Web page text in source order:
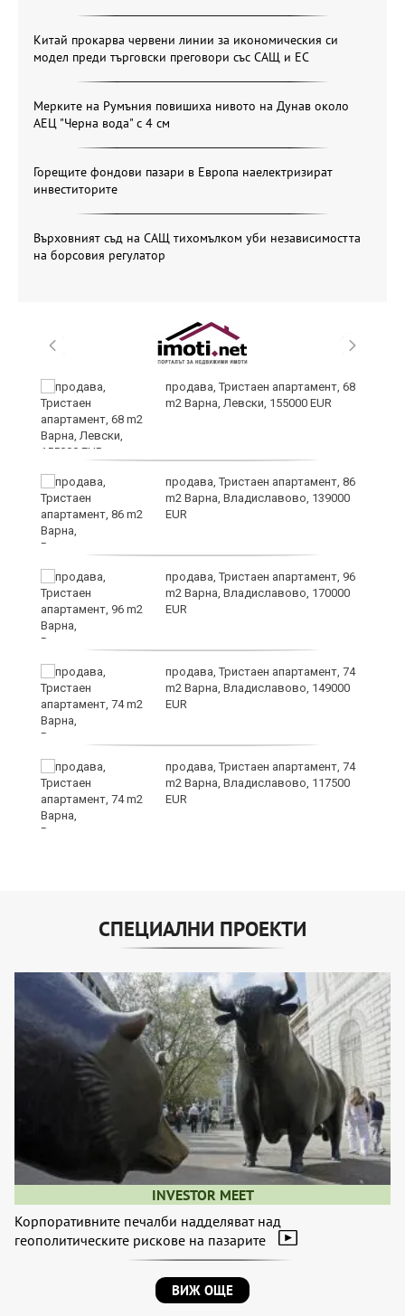
Китай прокарва червени линии за икономическия си
модел преди търговски преговори със САЩ и ЕС
Мерките на Румъния повишиха нивото на Дунав около
АЕЦ "Черна вода" с 4 см
Горещите фондови пазари в Европа наелектризират
инвеститорите
Върховният съд на САЩ тихомълком уби независимостта
на борсовия регулатор
продава, Тристаен апартамент, 68
m2 Варна, Левски, 155000 EUR
продава, Тристаен апартамент, 86
m2 Варна, Владиславово, 139000
EUR
продава, Тристаен апартамент, 96
m2 Варна, Владиславово, 170000
EUR
продава, Тристаен апартамент, 74
m2 Варна, Владиславово, 149000
EUR
продава, Тристаен апартамент, 74
m2 Варна, Владиславово, 117500
EUR
СПЕЦИАЛНИ ПРОЕКТИ
INVESTOR MEET
Корпоративните печалби надделяват над
геополитическите рискове на пазарите
ВИЖ ОЩЕ